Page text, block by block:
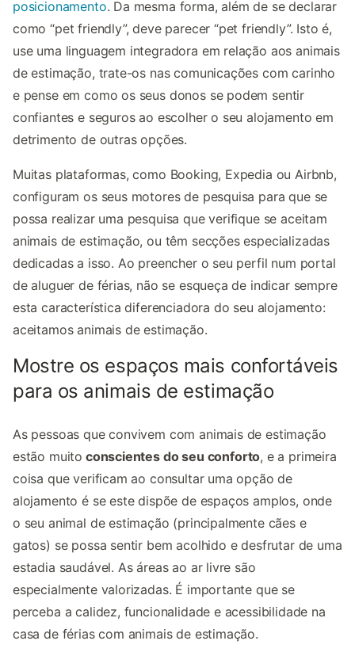
posicionamento. Da mesma forma, além de se declarar
como “pet friendly”, deve parecer “pet friendly”. Isto é,
use uma linguagem integradora em relação aos animais
de estimação, trate-os nas comunicações com carinho
e pense em como os seus donos se podem sentir
confiantes e seguros ao escolher o seu alojamento em
detrimento de outras opções.
Muitas plataformas, como Booking, Expedia ou Airbnb,
configuram os seus motores de pesquisa para que se
possa realizar uma pesquisa que verifique se aceitam
animais de estimação, ou têm secções especializadas
dedicadas a isso. Ao preencher o seu perfil num portal
de aluguer de férias, não se esqueça de indicar sempre
esta característica diferenciadora do seu alojamento:
aceitamos animais de estimação.
Mostre os espaços mais confortáveis
para os animais de estimação
As pessoas que convivem com animais de estimação
estão muito conscientes do seu conforto, e a primeira
coisa que verificam ao consultar uma opção de
alojamento é se este dispõe de espaços amplos, onde
o seu animal de estimação (principalmente cães e
gatos) se possa sentir bem acolhido e desfrutar de uma
estadia saudável. As áreas ao ar livre são
especialmente valorizadas. É importante que se
perceba a calidez, funcionalidade e acessibilidade na
casa de férias com animais de estimação.